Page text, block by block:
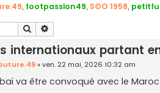
, footpassion49, S©O 1958,
Rechercher
internationaux partant
»ven. 22 mai, 2026 10:32 am
va être convoqué avec le